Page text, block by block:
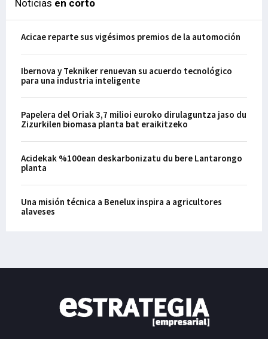
Noticias en corto
Acicae reparte sus vigésimos premios de la automoción
Ibernova y Tekniker renuevan su acuerdo tecnológico
para una industria inteligente
Papelera del Oriak 3,7 milioi euroko dirulaguntza jaso du
Zizurkilen biomasa planta bat eraikitzeko
Acidekak %100ean deskarbonizatu du bere Lantarongo
planta
Una misión técnica a Benelux inspira a agricultores
alaveses